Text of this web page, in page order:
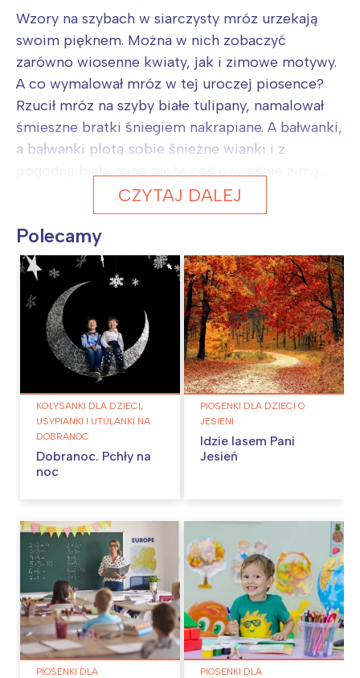
Wzory na szybach w siarczysty mróz urzekają
swoim pięknem. Można w nich zobaczyć
zarówno wiosenne kwiaty, jak i zimowe motywy.
A co wymalował mróz w tej uroczej piosence?
Rzucił mróz na szyby białe tulipany, namalował
śmieszne bratki śniegiem nakrapiane. A bałwanki,
a bałwanki plotą sobie śnieżne wianki i z
CZYTAJ DALEJ
Polecamy
KOŁYSANKI DLA DZIECI,
USYPIANKI I UTULANKI NA
DOBRANOC
Dobranoc. Pchły na
noc
PIOSENKI DLA DZIECI O
JESIENI
Idzie lasem Pani
Jesień
PIOSENKI DLA
PIOSENKI DLA